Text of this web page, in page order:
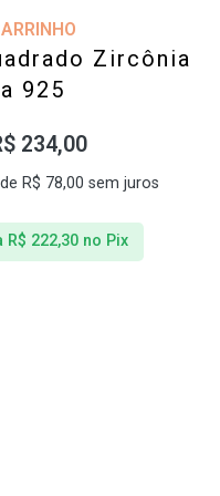
Zircônia
925
234,00
R$ 78,00 sem juros
R$ 222,30 no Pix